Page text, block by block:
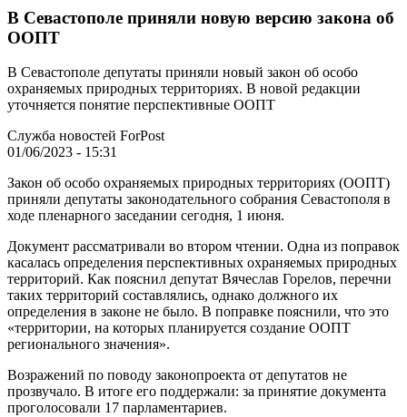
В Севастополе приняли новую версию закона об
ООПТ
В Севастополе депутаты приняли новый закон об особо
охраняемых природных территориях. В новой редакции
уточняется понятие перспективные ООПТ
Служба новостей ForPost
01/06/2023 - 15:31
Закон об особо охраняемых природных территориях (ООПТ)
приняли депутаты законодательного собрания Севастополя в
ходе пленарного заседании сегодня, 1 июня.
Документ рассматривали во втором чтении. Одна из поправок
касалась определения перспективных охраняемых природных
территорий. Как пояснил депутат Вячеслав Горелов, перечни
таких территорий составлялись, однако должного их
определения в законе не было. В поправке пояснили, что это
«территории, на которых планируется создание ООПТ
регионального значения».
Возражений по поводу законопроекта от депутатов не
прозвучало. В итоге его поддержали: за принятие документа
проголосовали 17 парламентариев.